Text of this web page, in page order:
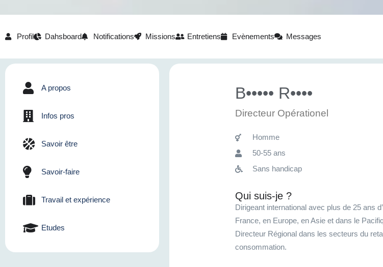
Profil Dahsboard Notifications Missions Entretiens Evènements Messages
A propos
Infos pros
Savoir être
Savoir-faire
Travail et expérience
Etudes
B••••• R••••
Directeur Opérationel
Homme
50-55 ans
Sans handicap
Qui suis-je ?
Dirigeant international avec plus de 25 ans
France, en Europe, en Asie et dans le
Directeur Régional dans les secteurs du
consommation.